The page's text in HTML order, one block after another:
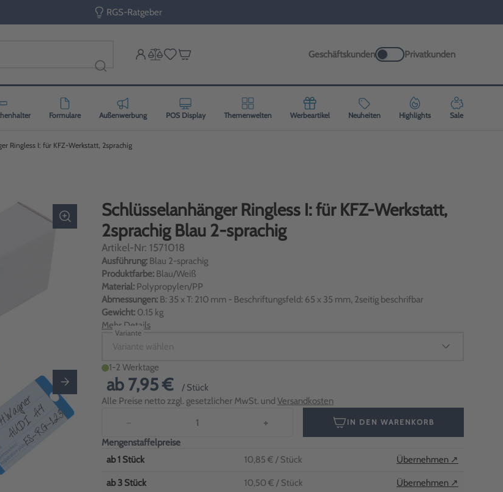
RGS-Ratgeber
Geschäftskunden Privatkunden
Formulare Außenwerbung POS Display Themenwelten Werbeartikel Neuheiten Highlights Sale
Ringless I: für KFZ-Werkstatt, 2sprachig
Schlüsselanhänger Ringless I: für KFZ-Werkstatt,
2sprachig Blau 2-sprachig
Artikel-Nr: 1571018
Ausführung: Blau 2-sprachig
Produktfarbe: Blau/Weiß
Material: Polypropylen/PP
Abmessungen: B: 35 x T: 210 mm - Beschriftungsfeld: 65 x 35 mm, 2seitig beschrifbar
Gewicht: 0.15 kg
Mehr Details
Variante
Variante wählen
1-2 Werktage
ab 7,95 €
/ Stück
Alle Preise netto zzgl. gesetzlicher MwSt. und Versandkosten
− + IN DEN WARENKORB
Mengenstaffelpreise
ab1 Stück 10,85 € / Stück Übernehmen ↗
ab3 Stück 10,50 € / Stück Übernehmen ↗